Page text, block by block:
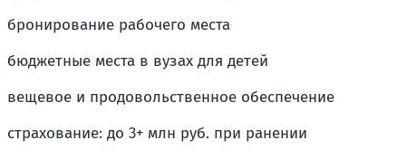
бронирование рабочего места
бюджетные места в вузах для детей
вещевое и продовольственное обеспечение
страхование: до 3+ млн руб. при ранении